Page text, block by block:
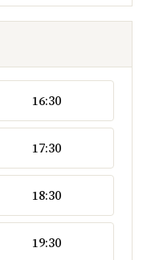
16:30
17:30
18:30
19:30